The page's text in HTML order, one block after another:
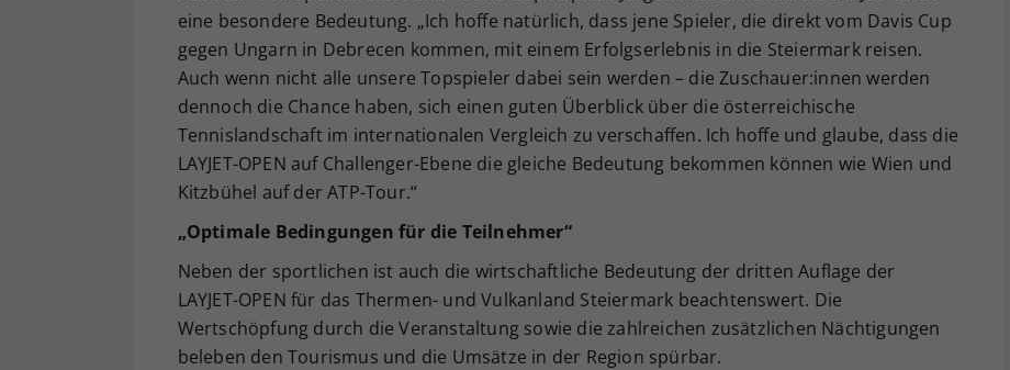
eine besondere Bedeutung. „Ich hoffe natürlich, dass jene Spieler, die direkt vom Davis Cup
gegen Ungarn in Debrecen kommen, mit einem Erfolgserlebnis in die Steiermark reisen.
Auch wenn nicht alle unsere Topspieler dabei sein werden – die Zuschauer:innen werden
dennoch die Chance haben, sich einen guten Überblick über die österreichische
Tennislandschaft im internationalen Vergleich zu verschaffen. Ich hoffe und glaube, dass die
LAYJET-OPEN auf Challenger-Ebene die gleiche Bedeutung bekommen können wie Wien und
Kitzbühel auf der ATP-Tour.“
„Optimale Bedingungen für die Teilnehmer“
Neben der sportlichen ist auch die wirtschaftliche Bedeutung der dritten Auflage der
LAYJET-OPEN für das Thermen- und Vulkanland Steiermark beachtenswert. Die
Wertschöpfung durch die Veranstaltung sowie die zahlreichen zusätzlichen Nächtigungen
beleben den Tourismus und die Umsätze in der Region spürbar.